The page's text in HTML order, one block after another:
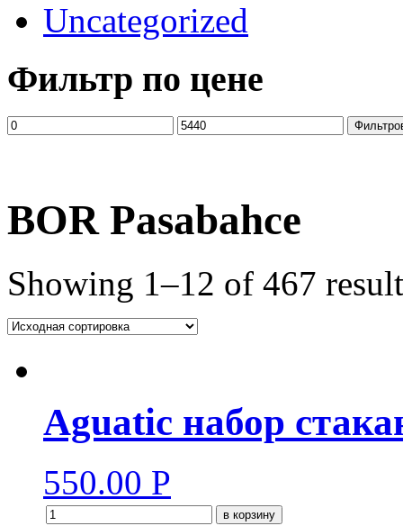
Uncategorized
Фильтр по цене
BOR Pasabahce
Showing 1–12 of 467
Aguatiс набор
550.00 Р
в корзину